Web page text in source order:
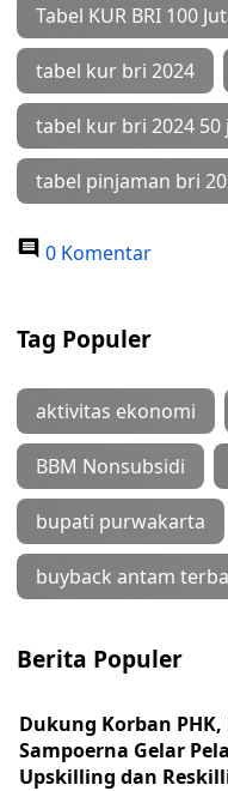
Tabel KUR BRI 100
tabel kur bri 2024
tabel kur bri 2024 50
tabel pinjaman bri
0 Komentar
Tag Populer
aktivitas ekonomi
BBM Nonsubsidi
bupati purwakarta
buyback antam
Berita Populer
Dukung Korban
Sampoerna Gelar
Upskilling dan